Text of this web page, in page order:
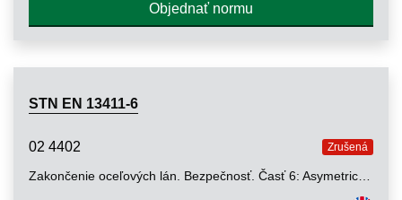
Objednať normu
STN EN 13411-6
02 4402 Zrušená